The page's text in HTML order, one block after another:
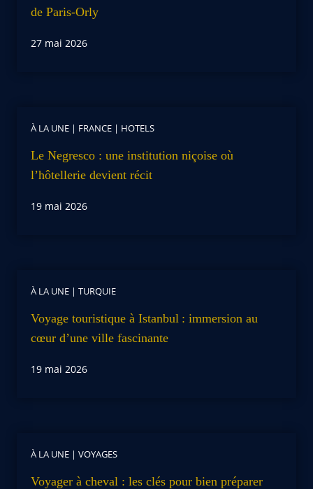
de Paris-Orly
27 mai 2026
À LA UNE | FRANCE | HOTELS
Le Negresco : une institution niçoise où
l’hôtellerie devient récit
19 mai 2026
À LA UNE | TURQUIE
Voyage touristique à Istanbul : immersion au
cœur d’une ville fascinante
19 mai 2026
À LA UNE | VOYAGES
Voyager à cheval : les clés pour bien préparer